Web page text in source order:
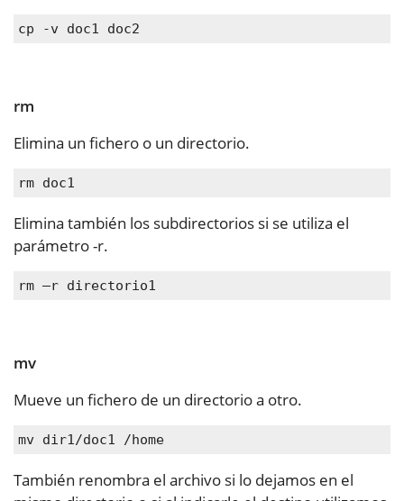
cp -v doc1 doc2
rm
Elimina un fichero o un directorio.
rm doc1
Elimina también los subdirectorios si se utiliza el
parámetro -r.
rm –r directorio1
mv
Mueve un fichero de un directorio a otro.
mv dir1/doc1 /home
También renombra el archivo si lo dejamos en el